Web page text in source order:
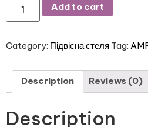
Add to cart
Category: Підвісна стеля Tag:
Description Reviews (0)
Description